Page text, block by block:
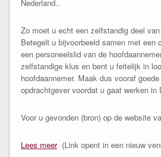
Nederland..
Zo moet u echt een zelfstandig deel
Betegelt u bijvoorbeeld samen met een
een personeelslid van de
zelfstandige klus en bent u feitelijk in
hoofdaannemer. Maak dus vooraf
opdrachtgever voordat u gaat werken in
Voor u gevonden (bron) op de website
Lees meer(Link opent in een nieuw